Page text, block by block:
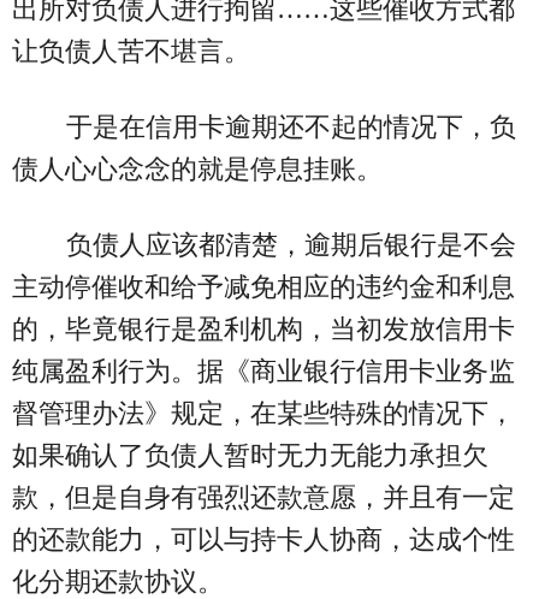
出所对负债人进行拘留……这些催收方式都
让负债人苦不堪言。
于是在信用卡逾期还不起的情况下，负
债人心心念念的就是停息挂账。
负债人应该都清楚，逾期后银行是不会
主动停催收和给予减免相应的违约金和利息
的，毕竟银行是盈利机构，当初发放信用卡
纯属盈利行为。据《商业银行信用卡业务监
督管理办法》规定，在某些特殊的情况下，
如果确认了负债人暂时无力无能力承担欠
款，但是自身有强烈还款意愿，并且有一定
的还款能力，可以与持卡人协商，达成个性
化分期还款协议。